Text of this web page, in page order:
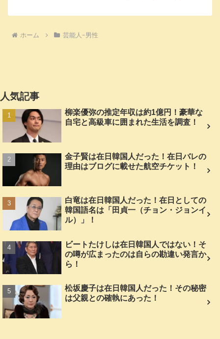
ホーム 芸能人ｰ男性
人気記事
柳楽優弥の推定年収は約1億円！豪華な
自宅と高級車に囲まれた生活を調査！
金子賢は在日韓国人だった！在日バレの
理由はブログに載せた航空チケット！
白竜は在日韓国人だった！在日としての
韓国語名は「田貞一（チョン・ジョンイ
ル）」！
ビートたけしは在日韓国人ではない！そ
の噂が広まったのは自らの勘違い発言か
ら！
松坂慶子は在日韓国人だった！その秘密
は父親との確執にあった！